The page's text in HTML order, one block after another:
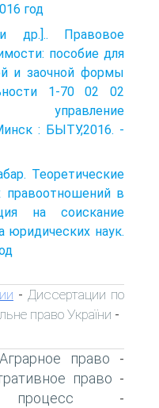
год
Правовое
пособие для
и заочной формы
1-70 02 02
управление
: БЫТУ,2016. -
Теоретические
правоотношений в
на соискание
юридических наук.
- Диссертации по
право України -
Аграрное право -
право -
-